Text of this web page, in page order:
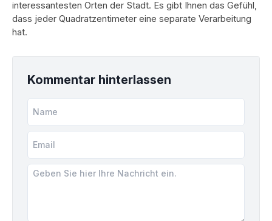
interessantesten Orten der Stadt. Es gibt Ihnen das Gefühl,
dass jeder Quadratzentimeter eine separate Verarbeitung
hat.
Kommentar hinterlassen